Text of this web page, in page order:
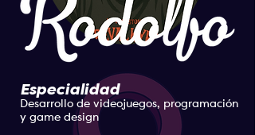
Especialidad
Desarrollo de videojuegos, programación
y game design